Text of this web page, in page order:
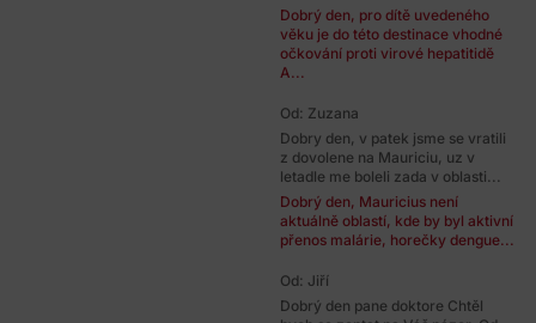
Dobrý den, pro dítě uvedeného
věku je do této destinace vhodné
očkování proti virové hepatitidě
A...
Od: Zuzana
Dobry den, v patek jsme se vratili
z dovolene na Mauriciu, uz v
letadle me boleli zada v oblasti...
Dobrý den, Mauricius není
aktuálně oblastí, kde by byl aktivní
přenos malárie, horečky dengue...
Od: Jiří
Dobrý den pane doktore Chtěl